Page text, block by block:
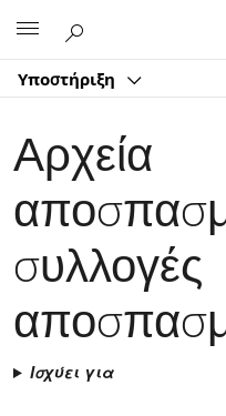
Υποστήριξη
Αρχεία
συλλογές
Ισχύει για